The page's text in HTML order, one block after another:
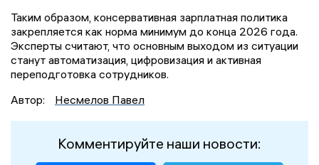
Таким образом, консервативная зарплатная политика
закрепляется как норма минимум до конца 2026 года.
Эксперты считают, что основным выходом из ситуации
станут автоматизация, цифровизация и активная
переподготовка сотрудников.
Автор:
Несмелов Павел
Комментируйте наши новости: